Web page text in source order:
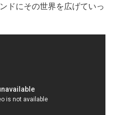
ドにその世界を広げていっ